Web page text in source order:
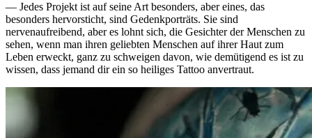
— Jedes Projekt ist auf seine Art besonders, aber eines, das
besonders hervorsticht, sind Gedenkporträts. Sie sind
nervenaufreibend, aber es lohnt sich, die Gesichter der Menschen zu
sehen, wenn man ihren geliebten Menschen auf ihrer Haut zum
Leben erweckt, ganz zu schweigen davon, wie demütigend es ist zu
wissen, dass jemand dir ein so heiliges Tattoo anvertraut.